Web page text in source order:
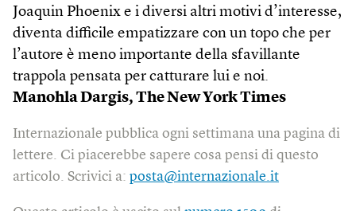
Joaquin Phoenix e i diversi altri motivi d’interesse,
diventa difficile empatizzare con un topo che per
l’autore è meno importante della sfavillante
trappola pensata per catturare lui e noi.
Manohla Dargis, The New York Times
Internazionale pubblica ogni settimana una pagina di
lettere. Ci piacerebbe sapere cosa pensi di questo
articolo. Scrivici a: posta@internazionale.it